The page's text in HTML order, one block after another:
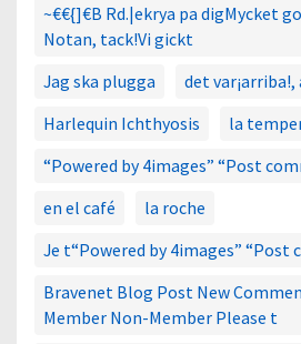
~€€{]€B Rd.|ekrya pa digMycket
Notan, tack!Vi gickt
Jag ska plugga
det var¡arriba!,
Harlequin Ichthyosis
la
“Powered by 4images” “Post
en el café
la roche
Je t“Powered by 4images” “Post
Bravenet Blog Post New
Member Non-Member Please t